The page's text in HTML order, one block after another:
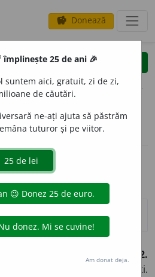
savings Donează
clear
opțiuni
volume_up (50)
2.
(reg.) a petrece, (înv.) a socoti.
împlinește 25 de ani 🎉
suntem aici, gratuit, zi de zi,
de căutări.
ne-ați ajuta să păstrăm
tuturor și pe viitor.
Am donat deja.